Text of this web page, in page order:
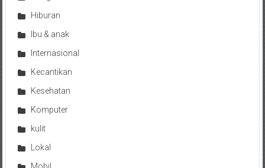
Hiburan
Ibu & anak
Internasional
Kecantikan
Kesehatan
Komputer
kulit
Lokal